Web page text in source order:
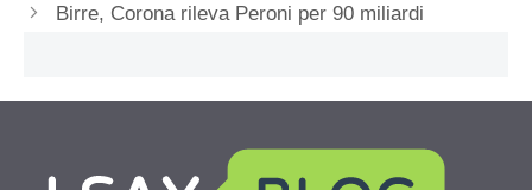
Birre, Corona rileva Peroni per 90 miliardi